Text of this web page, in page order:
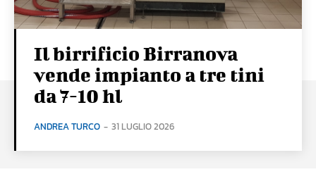
Il birrificio Birranova
vende impianto a tre tini
da 7-10 hl
ANDREA TURCO - 31 LUGLIO 2026